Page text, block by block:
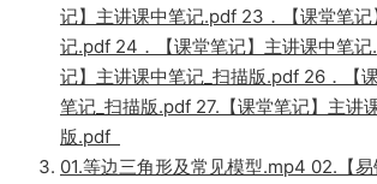
记】主讲课中笔记.pdf 23．【课堂笔
记.pdf 24．【课堂笔记】主讲课中笔
记】主讲课中笔记_扫描版.pdf 26．【
笔记_扫描版.pdf 27.【课堂笔记】主讲
版.pdf
01.等边三角形及常见模型.mp4 02.【